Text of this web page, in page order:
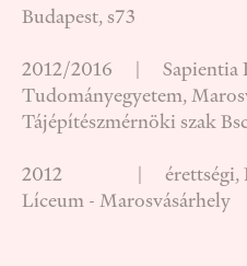
Budapest, s73
2012/2016 | Sapientia
Tudományegyetem,
Tájépítészmérnöki szak
2012 | érettségi,
Líceum - Marosvásárhely